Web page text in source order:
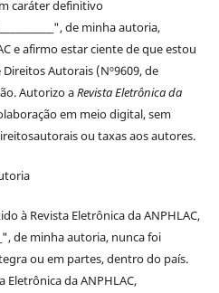
caráter definitivo
de minha autoria,
e afirmo estar ciente de que estou
DireitosAutorais(Nº9609, de
Autorizo aRevista Eletrônica da
em meio digital, sem
autoraisou taxas aos autores.
à Revista Eletrônica da ANPHLAC,
de minha autoria, nunca foi
ou em partes, dentrodo país.
Eletrônica da ANPHLAC,